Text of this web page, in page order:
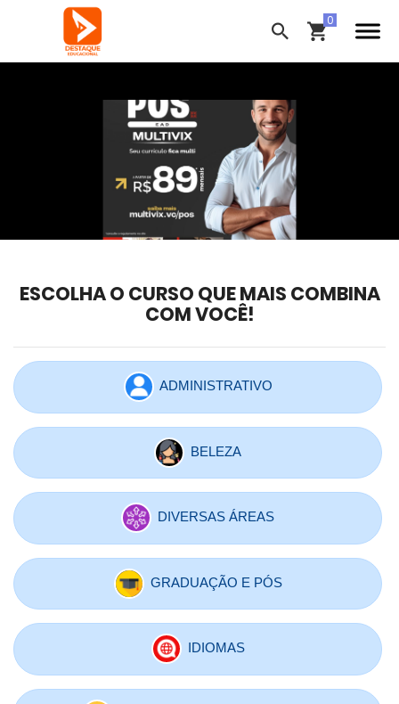
ESCOLHA O CURSO QUE MAIS COMBINA
COM VOCÊ!
ADMINISTRATIVO
BELEZA
DIVERSAS ÁREAS
GRADUAÇÃO E PÓS
IDIOMAS